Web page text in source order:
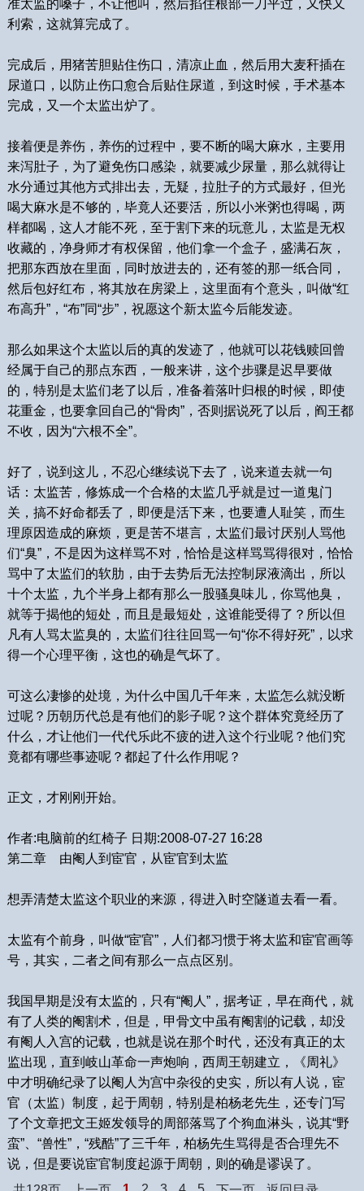
准太监的嗓子，不让他叫，然后掐住根部一刀平过，又快又
利索，这就算完成了。
完成后，用猪苦胆贴住伤口，清凉止血，然后用大麦秆插在
尿道口，以防止伤口愈合后贴住尿道，到这时候，手术基本
完成，又一个太监出炉了。
接着便是养伤，养伤的过程中，要不断的喝大麻水，主要用
来泻肚子，为了避免伤口感染，就要减少尿量，那么就得让
水分通过其他方式排出去，无疑，拉肚子的方式最好，但光
喝大麻水是不够的，毕竟人还要活，所以小米粥也得喝，两
样都喝，这人才能不死，至于割下来的玩意儿，太监是无权
收藏的，净身师才有权保留，他们拿一个盒子，盛满石灰，
把那东西放在里面，同时放进去的，还有签的那一纸合同，
然后包好红布，将其放在房梁上，这里面有个意头，叫做“红
布高升”，“布”同“步”，祝愿这个新太监今后能发迹。
那么如果这个太监以后的真的发迹了，他就可以花钱赎回曾
经属于自己的那点东西，一般来讲，这个步骤是迟早要做
的，特别是太监们老了以后，准备着落叶归根的时候，即使
花重金，也要拿回自己的“骨肉”，否则据说死了以后，阎王都
不收，因为“六根不全”。
好了，说到这儿，不忍心继续说下去了，说来道去就一句
话：太监苦，修炼成一个合格的太监几乎就是过一道鬼门
关，搞不好命都丢了，即便是活下来，也要遭人耻笑，而生
理原因造成的麻烦，更是苦不堪言，太监们最讨厌别人骂他
们“臭”，不是因为这样骂不对，恰恰是这样骂骂得很对，恰恰
骂中了太监们的软肋，由于去势后无法控制尿液滴出，所以
十个太监，九个半身上都有那么一股骚臭味儿，你骂他臭，
就等于揭他的短处，而且是最短处，这谁能受得了？所以但
凡有人骂太监臭的，太监们往往回骂一句“你不得好死”，以求
得一个心理平衡，这也的确是气坏了。
可这么凄惨的处境，为什么中国几千年来，太监怎么就没断
过呢？历朝历代总是有他们的影子呢？这个群体究竟经历了
什么，才让他们一代代乐此不疲的进入这个行业呢？他们究
竟都有哪些事迹呢？都起了什么作用呢？
正文，才刚刚开始。
作者:电脑前的红椅子 日期:2008-07-27 16:28
第二章 由阉人到宦官，从宦官到太监
想弄清楚太监这个职业的来源，得进入时空隧道去看一看。
太监有个前身，叫做“宦官”，人们都习惯于将太监和宦官画等
号，其实，二者之间有那么一点点区别。
我国早期是没有太监的，只有“阉人”，据考证，早在商代，就
有了人类的阉割术，但是，甲骨文中虽有阉割的记载，却没
有阉人入宫的记载，也就是说在那个时代，还没有真正的太
监出现，直到岐山革命一声炮响，西周王朝建立，《周礼》
中才明确纪录了以阉人为宫中杂役的史实，所以有人说，宦
官（太监）制度，起于周朝，特别是柏杨老先生，还专门写
了个文章把文王姬发领导的周部落骂了个狗血淋头，说其“野
蛮”、“兽性”，“残酷”了三千年，柏杨先生骂得是否合理先不
说，但是要说宦官制度起源于周朝，则的确是谬误了。